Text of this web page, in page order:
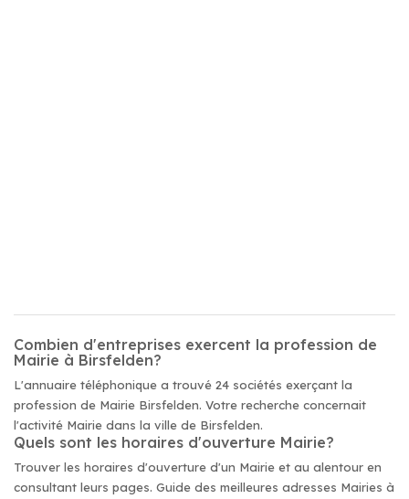
Combien d'entreprises exercent la profession de
Mairie à Birsfelden?
L'annuaire téléphonique a trouvé 24 sociétés exerçant la
profession de Mairie Birsfelden. Votre recherche concernait
l'activité Mairie dans la ville de Birsfelden.
Quels sont les horaires d'ouverture Mairie?
Trouver les horaires d'ouverture d'un Mairie et au alentour en
consultant leurs pages. Guide des meilleures adresses Mairies à